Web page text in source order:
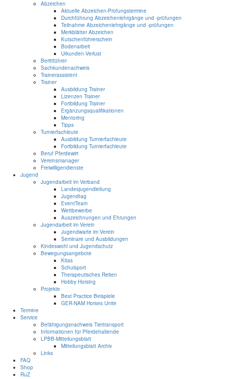
Abzeichen
Aktuelle Abzeichen-Prüfungstermine
Durchführung Abzeichenlehrgänge und -prüfungen
Teilnahme Abzeichenlehrgänge und -prüfungen
Merkblätter Abzeichen
Kutschenführerschein
Bodenarbeit
Urkunden-Verlust
Berittführer
Sachkundenachweis
Trainerassistent
Trainer
Ausbildung Trainer
Lizenzen Trainer
Fortbildung Trainer
Ergänzungsqualifikationen
Mentoring
Tipps
Turnierfachleute
Ausbildung Turnierfachleute
Fortbildung Turnierfachleute
Beruf Pferdewirt
Vereinsmanager
Freiwilligendienste
Jugend
Jugendarbeit im Verband
Landesjugendleitung
Jugendtag
EventTeam
Wettbewerbe
Auszeichnungen und Ehrungen
Jugendarbeit im Verein
Jugendwarte im Verein
Seminare und Ausbildungen
Kindeswohl und Jugendschutz
Bewegungsangebote
Kitas
Schulsport
Therapeutisches Reiten
Hobby Horsing
Projekte
Best Practice Beispiele
GER-NAM Horses Unite
Termine
Service
Befähigungsnachweis Tiertransport
Informationen für Pferdehaltende
LPBB-Mitteilungsblatt
Mitteilungsblatt Archiv
Links
FAQ
Shop
RuZ